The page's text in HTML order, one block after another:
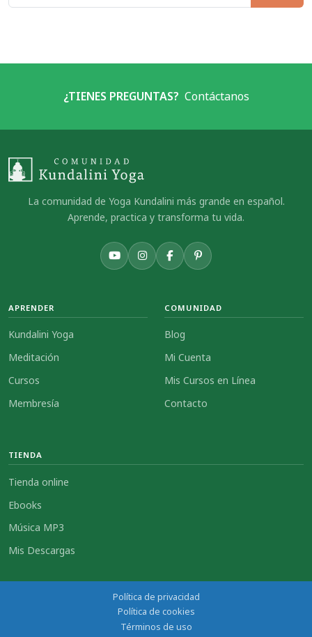
¿TIENES PREGUNTAS? Contáctanos
La comunidad de Yoga Kundalini más grande en español.
Aprende, practica y transforma tu vida.
APRENDER
Kundalini Yoga
Meditación
Cursos
Membresía
COMUNIDAD
Blog
Mi Cuenta
Mis Cursos en Línea
Contacto
TIENDA
Tienda online
Ebooks
Música MP3
Mis Descargas
Política de privacidad
Política de cookies
Términos de uso